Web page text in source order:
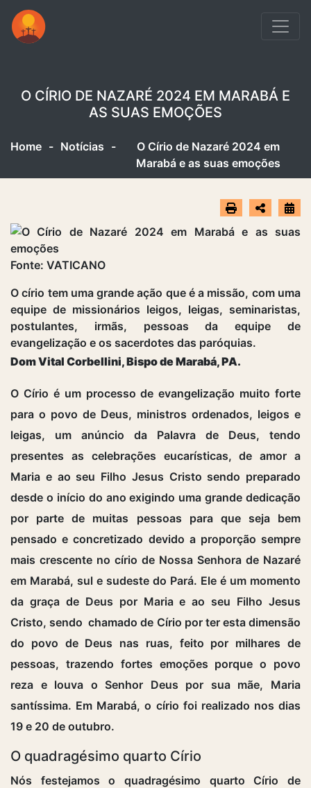
O CÍRIO DE NAZARÉ 2024 EM MARABÁ E
AS SUAS EMOÇÕES
Home - Notícias -
O Círio de Nazaré 2024 em
Marabá e as suas emoções
Fonte: VATICANO
O círio tem uma grande ação que é a missão, com uma
equipe de missionários leigos, leigas, seminaristas,
postulantes, irmãs, pessoas da equipe de
evangelização e os sacerdotes das paróquias.
Dom Vital Corbellini, Bispo de Marabá, PA.
O Círio é um processo de evangelização muito forte
para o povo de Deus, ministros ordenados, leigos e
leigas, um anúncio da Palavra de Deus, tendo
presentes as celebrações eucarísticas, de amor a
Maria e ao seu Filho Jesus Cristo sendo preparado
desde o início do ano exigindo uma grande dedicação
por parte de muitas pessoas para que seja bem
pensado e concretizado devido a proporção sempre
mais crescente no círio de Nossa Senhora de Nazaré
em Marabá, sul e sudeste do Pará. Ele é um momento
da graça de Deus por Maria e ao seu Filho Jesus
Cristo, sendo chamado de Círio por ter esta dimensão
do povo de Deus nas ruas, feito por milhares de
pessoas, trazendo fortes emoções porque o povo
reza e louva o Senhor Deus por sua mãe, Maria
santíssima. Em Marabá, o círio foi realizado nos dias
19 e 20 de outubro.
O quadragésimo quarto Círio
Nós festejamos o quadragésimo quarto Círio de